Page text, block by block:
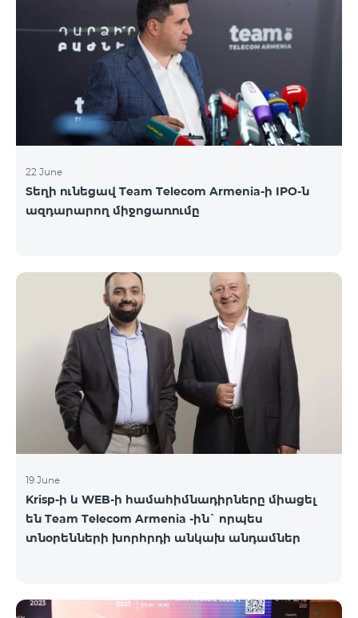
հրապարակային տեղաբաշխման բոլոր
մանրամասներին ու թիմերին տրամադրվեց
ընկերության զարգացման ռազմավարական
խնդիրը։ Լուծումներ առաջարկելու համար թիմերն
ունենալու են ընդամենը 72 ժամ։ Հաջողություն
մաղթելով մրցույթի մասնակիցներին Team
Telecom Armenia-ի գլխավոր տնօրեն Հայկ
Եսայանը նշեց, որ
22 June
Տեղի ունեցավ Team Telecom Armenia-ի IPO-ն
ազդարարող միջոցառումը
19 June
Krisp-ի և WEB-ի համահիմնադիրները միացել
են Team Telecom Armenia -ին` որպես
տնօրենների խորհրդի անկախ անդամներ